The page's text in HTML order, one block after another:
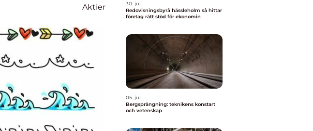
Aktier
30. jul
Redovisningsbyrå hässleholm så hittar
företag rätt stöd för ekonomin
05. jul
Bergsprängning: teknikens konstart
och vetenskap